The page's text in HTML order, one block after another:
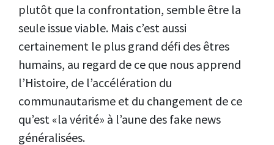
plutôt que la confrontation, semble être la
seule issue viable. Mais c’est aussi
certainement le plus grand défi des êtres
humains, au regard de ce que nous apprend
l’Histoire, de l’accélération du
communautarisme et du changement de ce
qu’est «la vérité» à l’aune des fake news
généralisées.